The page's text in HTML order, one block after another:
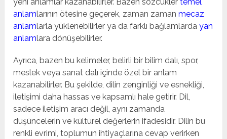
anlamlarının ötesine geçerek, zaman zamanmecaz
anlamlarla yüklenebilirler ya da farklı bağlamlardayan
anlamlara dönüşebilirler.
Ayrıca, bazen bu kelimeler, belirli bir bilim dalı, spor,
meslek veya sanat dalı içinde özel bir anlam
kazanabilirler. Bu şekilde, dilin zenginliği ve esnekliği,
iletişimi daha hassas ve kapsamlı hale getirir. Dil,
sadece iletişim aracı değil, aynı zamanda
düşüncelerin ve kültürel değerlerin ifadesidir. Dilin bu
renkli evrimi, toplumun ihtiyaçlarına cevap verirken